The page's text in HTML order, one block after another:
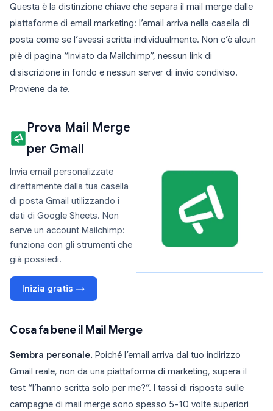
Questa è la distinzione chiave che separa il mail merge dalle
piattaforme di email marketing: l’email arriva nella casella di
posta come se l’avessi scritta individualmente. Non c’è alcun
piè di pagina “Inviato da Mailchimp”, nessun link di
disiscrizione in fondo e nessun server di invio condiviso.
Proviene da te.
Prova Mail Merge
per Gmail
Invia email personalizzate
direttamente dalla tua casella
di posta Gmail utilizzando i
dati di Google Sheets. Non
serve un account Mailchimp:
funziona con gli strumenti che
già possiedi.
Inizia gratis →
Cosa fa bene il Mail Merge
Sembra personale. Poiché l’email arriva dal tuo indirizzo
Gmail reale, non da una piattaforma di marketing, supera il
test “l’hanno scritta solo per me?”. I tassi di risposta sulle
campagne di mail merge sono spesso 5-10 volte superiori